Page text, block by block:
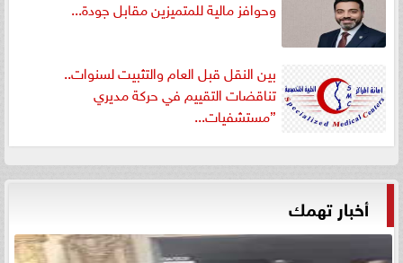
وحوافز مالية للمتميزين مقابل جودة...
بين النقل قبل العام والتثبيت لسنوات..
تناقضات التقييم في حركة مديري
”مستشفيات...
أخبار تهمك